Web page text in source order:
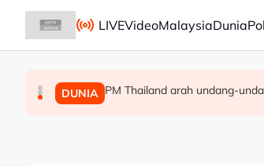
Skip to main content
LIVEVideoMalaysiaDunia
MALAYSIA Berita tempatan pilihan
MALAYSIA Pengacara, ahli
DUNIA PM Thailand arah undang-